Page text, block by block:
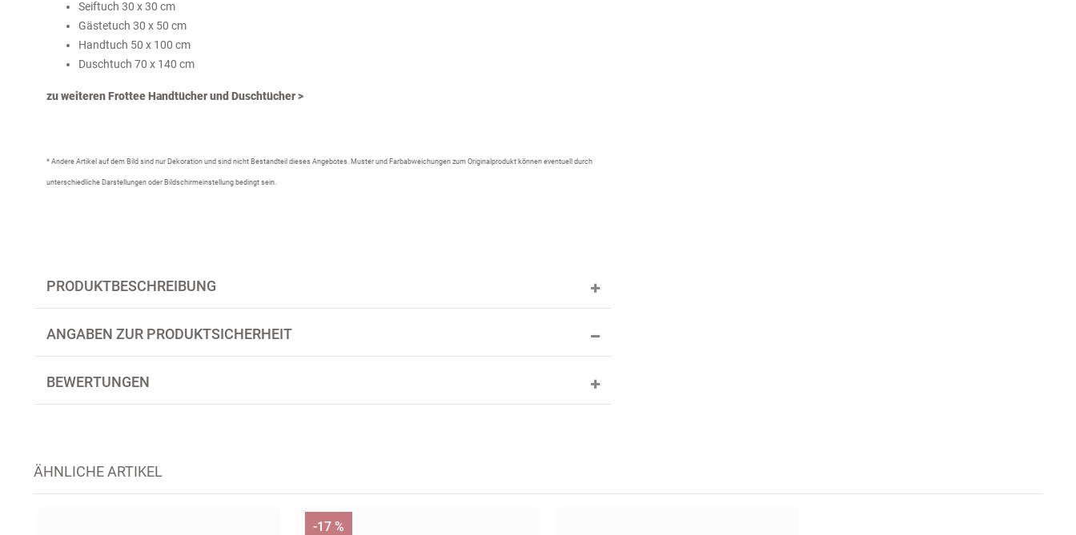
Seiftuch 30 x 30 cm
Gästetuch 30 x 50 cm
Handtuch 50 x 100 cm
Duschtuch 70 x 140 cm
zu weiteren Frottee Handtücher und Duschtücher >
* Andere Artikel auf dem Bild sind nur Dekoration und sind nicht Bestandteil dieses Angebotes. Muster und Farbabweichungen zum Originalprodukt können eventuell durch
unterschiedliche Darstellungen oder Bildschirmeinstellung bedingt sein.
PRODUKTBESCHREIBUNG
ANGABEN ZUR PRODUKTSICHERHEIT
BEWERTUNGEN
ÄHNLICHE ARTIKEL
-17 %